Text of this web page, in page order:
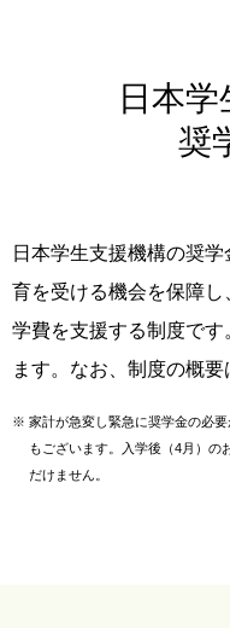
日本
奨
日本学生支援機構の奨
育を受ける機会を保障
学費を支援する制度で
ます。なお、制度の概要
※ 家計が急変し緊急に奨学金の必
もございます。
入学後（4月）の
だけません。